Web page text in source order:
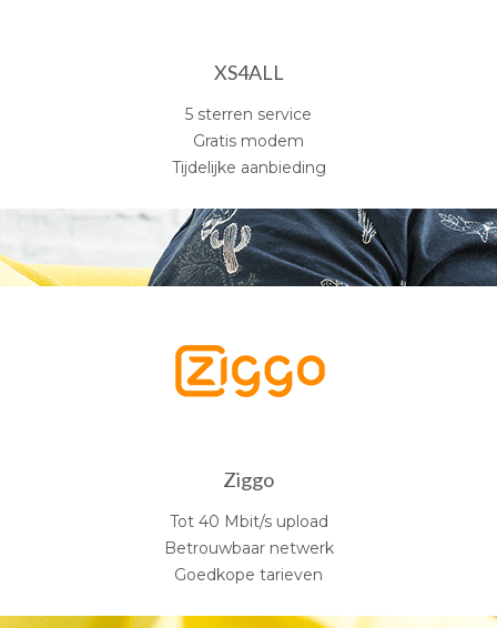
XS4ALL
5 sterren service
Gratis modem
Tijdelijke aanbieding
Ziggo
Tot 40 Mbit/s upload
Betrouwbaar netwerk
Goedkope tarieven